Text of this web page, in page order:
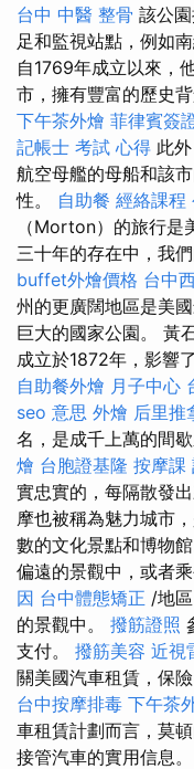
台中 中醫 整骨 該公
足和監視站點，例如
自1769年成立以來，
市，擁有豐富的歷史
下午茶外燴 菲律賓簽
記帳士 考試 心得 此
航空母艦的母船和該
性。 自助餐 經絡課程
（Morton）的旅行是
三十年的存在中，我
buffet外燴價格 台中
州的更廣闊地區是美
巨大的國家公園。 黃
成立於1872年，影響
自助餐外燴 月子中心
seo 意思 外燴 后里推
名，是成千上萬的間
燴 台胞證基隆 按摩課
實忠實的，每隔散發
摩也被稱為魅力城市
數的文化景點和博物館
偏遠的景觀中，或者
因 台中體態矯正 /地
的景觀中。 撥筋證照
支付。 撥筋美容 近視
關美國汽車租賃，保
台中按摩排毒 下午茶
車租賃計劃而言，莫
接管汽車的實用信息。